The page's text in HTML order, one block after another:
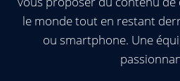
le monde tout en restant
ou smartphone. Une